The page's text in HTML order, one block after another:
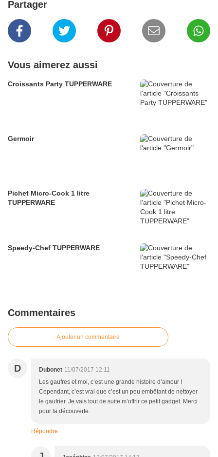
Partager
Vous aimerez aussi
Croissants Party TUPPERWARE
Germoir
Pichet Micro-Cook 1 litre
TUPPERWARE
Speedy-Chef TUPPERWARE
Commentaires
Ajouter un commentaire
D Dubonet 11/07/2017 12:11
Les gaufres et moi, c’est une grande histoire d’amour !
Cependant, c’est vrai que c’est un peu embêtant de nettoyer
le gaufrier. Je vais tout de suite m’offrir ce petit gadget. Merci
pour la découverte.
Répondre